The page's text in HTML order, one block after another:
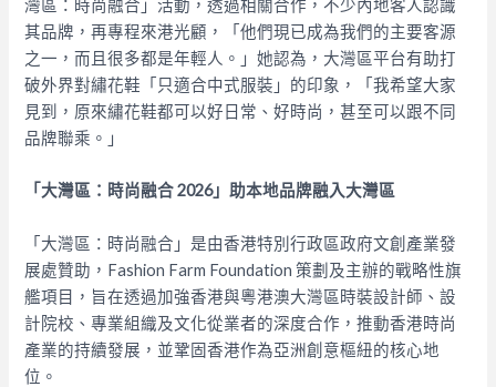
灣區：時尚融合」活動，透過相關合作，不少內地客人認識
其品牌，再專程來港光顧，「他們現已成為我們的主要客源
之一，而且很多都是年輕人。」她認為，大灣區平台有助打
破外界對繡花鞋「只適合中式服裝」的印象，「我希望大家
見到，原來繡花鞋都可以好日常、好時尚，甚至可以跟不同
品牌聯乘。」
「大灣區：時尚融合 2026」助本地品牌融入大灣區
「大灣區：時尚融合」是由香港特別行政區政府文創產業發
展處贊助，Fashion Farm Foundation 策劃及主辦的戰略性旗
艦項目，旨在透過加強香港與粵港澳大灣區時裝設計師、設
計院校、專業組織及文化從業者的深度合作，推動香港時尚
產業的持續發展，並鞏固香港作為亞洲創意樞紐的核心地
位。